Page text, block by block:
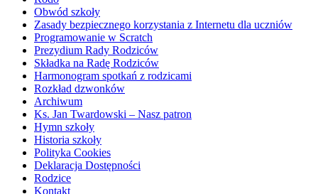
Obwód szkoły
Zasady bezpiecznego korzystania z Internetu dla uczniów
Programowanie w Scratch
Prezydium Rady Rodziców
Składka na Radę Rodziców
Harmonogram spotkań z rodzicami
Rozkład dzwonków
Archiwum
Ks. Jan Twardowski – Nasz patron
Hymn szkoły
Historia szkoły
Polityka Cookies
Deklaracja Dostępności
Rodzice
Kontakt